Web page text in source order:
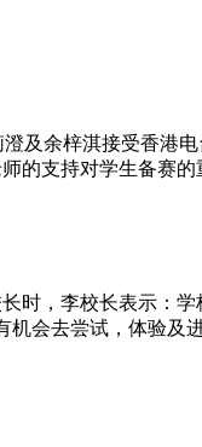
余梓淇接受香港
的支持对学生备赛
，李校长表示：学
会去尝试，体验及进